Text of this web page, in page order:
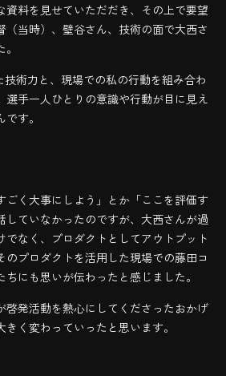
資料を見せていただだき、その上で要望
（当時）、壁谷さん、技術の面で大西さ
術力と、現場での私の行動を組み合わ
選手一人ひとりの意識や行動が目に見え
す。
ごく大事にしよう」とか「ここを評価す
していなかったのですが、大西さんが過
でなく、プロダクトとしてアウトプット
のプロダクトを活用した現場での藤田コ
にも思いが伝わったと感じました。
啓発活動を熱心にしてくださったおかげ
く変わっていったと思います。